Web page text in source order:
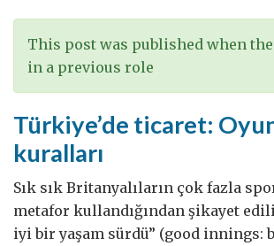
This post was published when
in a previous role
Türkiye’de ticaret:
kuralları
Sık sık Britanyalıların çok fazla
metafor kullandığından şikayet
iyi bir yaşam sürdü” (good innings: